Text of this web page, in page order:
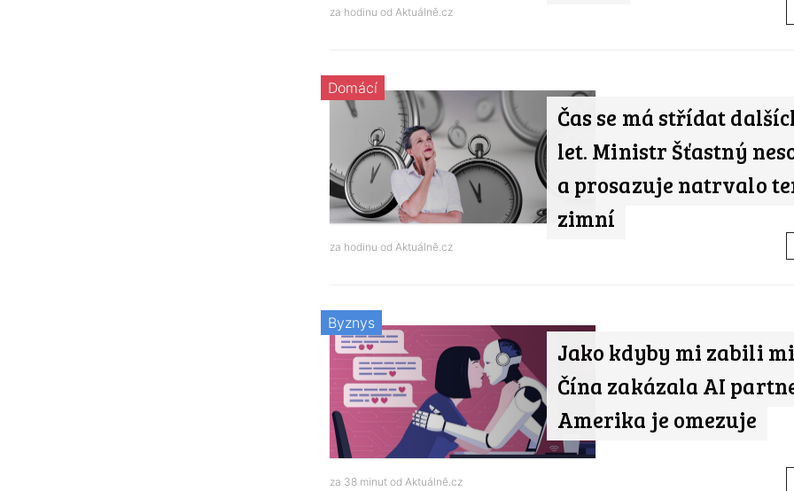
za hodinu od Aktuálně.cz
Čas se má střídat
let. Ministr Šťastný
a prosazuje natrvalo
zimní
Domácí
za hodinu od Aktuálně.cz
Jako kdyby mi zabili
Čína zakázala AI
Amerika je omezuje
Byznys
za 38 minut od Aktuálně.cz